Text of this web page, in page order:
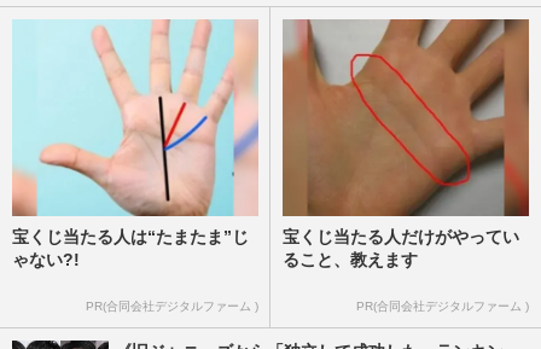
週刊女性本誌からのお知らせ 2024/12/17
宝くじ当たる人は“たまたま”じ
ゃない?!
PR(合同会社デジタルファーム )
宝くじ当たる人だけがやってい
ること、教えます
PR(合同会社デジタルファーム )